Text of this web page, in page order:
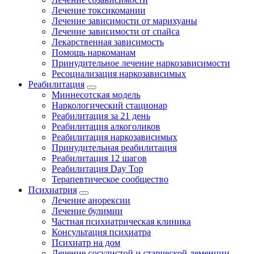
Лечение токсикомании
Лечение зависимости от марихуаны
Лечение зависимости от спайса
Лекарственная зависимость
Помощь наркоманам
Принудительное лечение наркозависимости
Ресоциализация наркозависимых
Реабилитация
Миннесотская модель
Наркологический стационар
Реабилитация за 21 день
Реабилитация алкоголиков
Реабилитация наркозависимых
Принудительная реабилитация
Реабилитация 12 шагов
Реабилитация Day Top
Терапевтическое сообщество
Психиатрия
Лечение анорексии
Лечение булимии
Частная психиатрическая клиника
Консультация психиатра
Психиатр на дом